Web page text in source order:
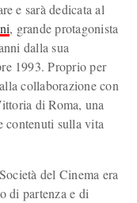
e sarà dedicata al
, grande protagonista
dalla sua
1993. Proprio per
collaborazione con
di Roma, una
contenuti sulla vita
del Cinema era
di partenza e di